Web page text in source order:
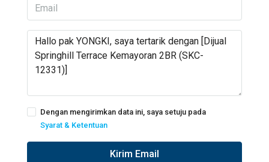
Dengan mengirimkan data ini, saya setuju pada
Syarat & Ketentuan
Kirim Email